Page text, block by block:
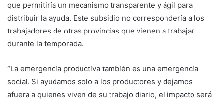
que permitiría un mecanismo transparente y ágil para
distribuir la ayuda. Este subsidio no correspondería a los
trabajadores de otras provincias que vienen a trabajar
durante la temporada.
“La emergencia productiva también es una emergencia
social. Si ayudamos solo a los productores y dejamos
afuera a quienes viven de su trabajo diario, el impacto será